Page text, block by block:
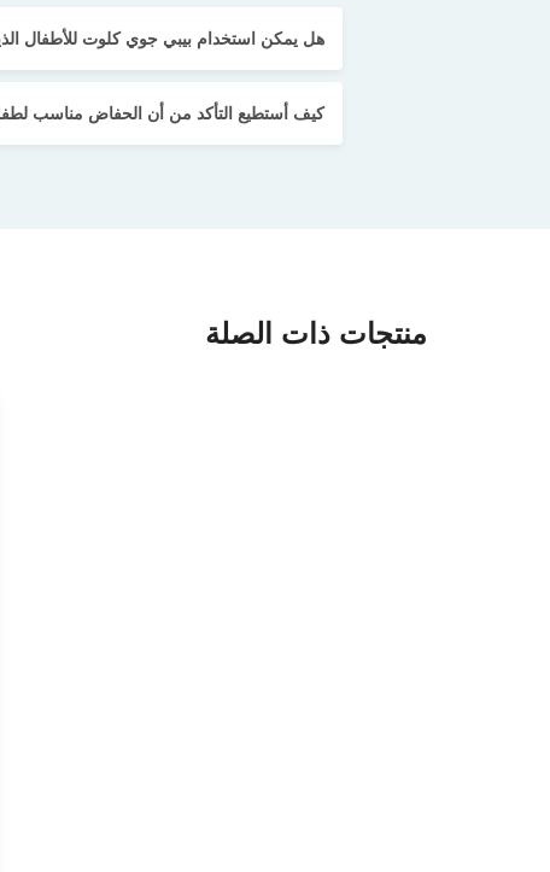
هل يمكن استخدام بيبي جوي كلوت للأطفال
كيف أستطيع التأكد من أن الحفاض مناسب
منتجات ذات الصلة